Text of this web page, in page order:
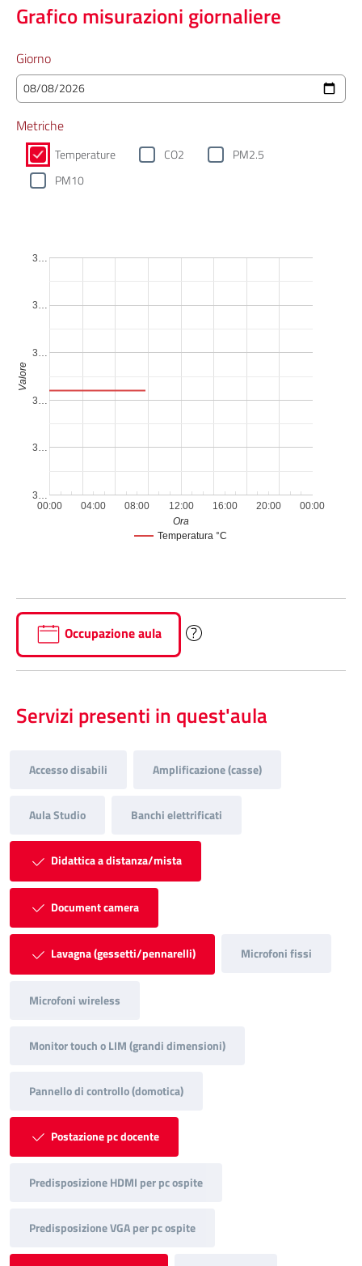
Grafico misurazioni giornaliere
Giorno
Metriche
Temperature CO2
PM2.5
PM10
Temperatura °C
00:00 04:00 08:00 12:00 16:00 20:00 00:00
3…
3…
3…
3…
3…
3…
Ora
Valore
Occupazione aula
Servizi presenti in quest'aula
Accesso disabili Amplificazione (casse)
Aula Studio Banchi elettrificati
Didattica a distanza/mista
Document camera
Lavagna (gessetti/pennarelli) Microfoni fissi
Microfoni wireless
Monitor touch o LIM (grandi dimensioni)
Pannello di controllo (domotica)
Postazione pc docente
Predisposizione HDMI per pc ospite
Predisposizione VGA per pc ospite